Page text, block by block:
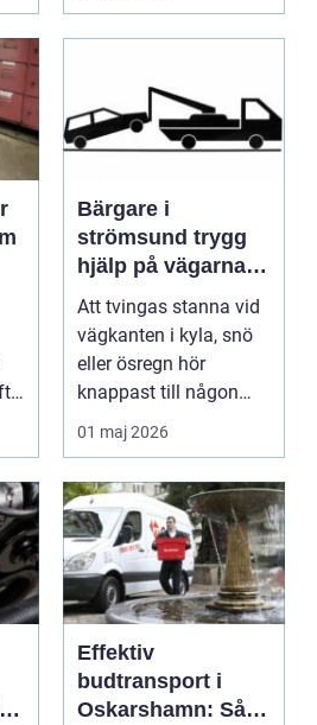
Bärgare i
strömsund trygg
hjälp på vägarna
året runt
Att tvingas stanna vid
vägkanten i kyla, snö
eller ösregn hör
knappast till någon
bilägares drömscen...
01 maj 2026
Effektiv
budtransport i
Oskarshamn: Så